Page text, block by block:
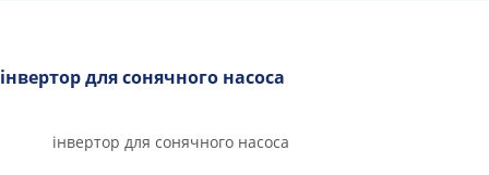
інвертор для сонячного насоса
інвертор для сонячного насоса